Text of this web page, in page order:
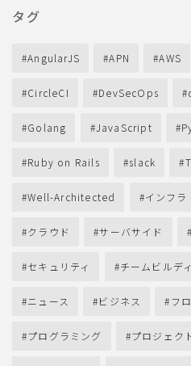
タグ
AngularJS APN AWS
CircleCI DevSecOps
Golang JavaScript
Ruby on Rails slack
Well-Architected インフラ
クラウド サーバサイド
セキュリティ チームビルデ
ニュース ビジネス フ
プログラミング プロジェク